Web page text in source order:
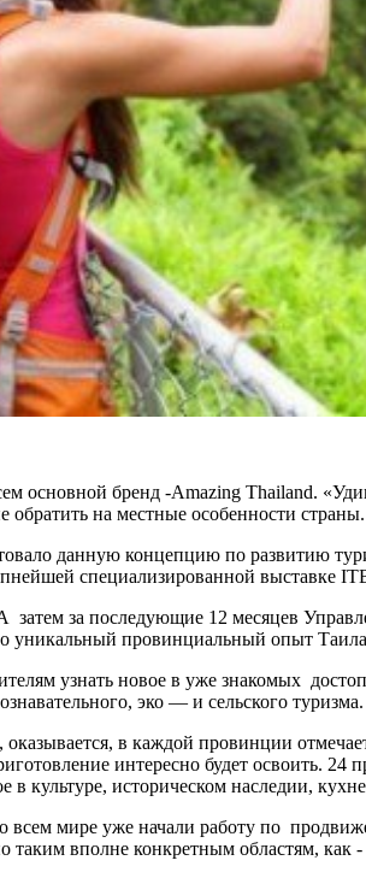
основной бренд -Amazing Thailand.
на местные особенности страны.
данную концепцию по развитию
специализированной выставке
за последующие 12 месяцев
уникальный провинциальный опыт
узнать новое в уже знакомых
эко — и сельского туризма.
в каждой провинции
интересно будет освоить.
культуре, историческом наследии,
всем мире уже начали работу по
таким вполне конкретным областям,